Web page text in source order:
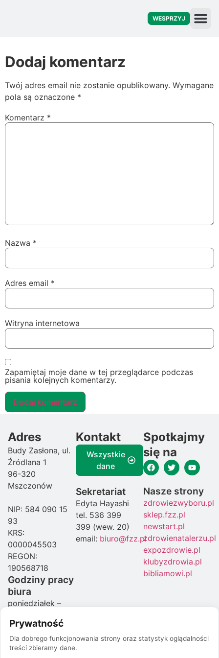
WESPRZYJ
Dodaj komentarz
Twój adres email nie zostanie opublikowany. Wymagane
pola są oznaczone *
Komentarz *
Nazwa *
Adres email *
Witryna internetowa
Zapamiętaj moje dane w tej przeglądarce podczas
pisania kolejnych komentarzy.
Adres
Budy Zasłona, ul.
Źródlana 1
96-320
Mszczonów
NIP: 584 090 15
93
KRS:
0000045503
REGON:
190568718
Godziny pracy
biura
poniedziałek –
16:00
piątek: 07:00-
15:00
Kontakt
Wszystkie
dane
Sekretariat
Edyta Hayashi
tel. 536 399
399 (wew. 20)
email: biuro@fzz.pl
Spotkajmy
się na
Nasze strony
zdrowiezwyboru.pl
sklep.fzz.pl
newstart.pl
zdrowienatalerzu.pl
expozdrowie.pl
klubyzdrowia.pl
bibliamowi.pl
Prywatność
Dla dobrego funkcjonowania strony oraz statystyk oglądalności
treści zbieramy dane.